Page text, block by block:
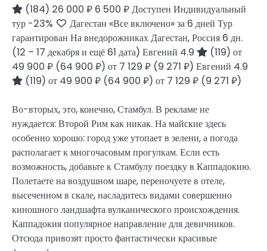
(184) 26 000 ₽ 6 500 ₽Доступен Индивидуальный
тур -23%
Дагестан «Все включено» за 6 дней Тур
гарантирован На внедорожниках Дагестан, Россия 6 дн.
(12 – 17 декабря и ещё 61 дата) Евгений 4.9 (119) от
49 900 ₽ (64 900 ₽) от 7 129 ₽ (9 271 ₽) Евгений 4.9
(119) от 49 900 ₽ (64 900 ₽) от 7 129 ₽ (9 271 ₽)
Во-вторых, это, конечно, Стамбул. В рекламе не
нуждается: Второй Рим как никак. На майские здесь
особенно хорошо: город уже утопает в зелени, а погода
располагает к многочасовым прогулкам. Если есть
возможность, добавьте к Стамбулу поездку в Каппадокию.
Полетаете на воздушном шаре, переночуете в отеле,
высеченном в скале, насладитесь видами совершенно
киношного ландшафта вулканического происхождения.
Каппадокия популярное направление для девичников.
Отсюда привозят просто фантастически красивые